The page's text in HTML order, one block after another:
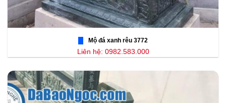
Mộ đá xanh rêu 3772
Liên hệ: 0982.583.000